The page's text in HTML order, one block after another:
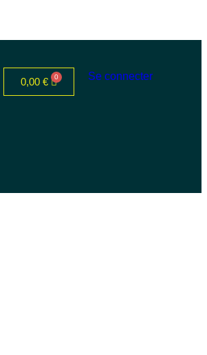
0,00 € Se connecter